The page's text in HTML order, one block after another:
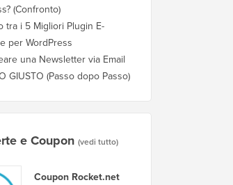
(Confronto)
tra i 5 Migliori Plugin E-
per WordPress
una Newsletter via Email
GIUSTO (Passo dopo Passo)
e Coupon (vedi tutto)
Coupon Rocket.net